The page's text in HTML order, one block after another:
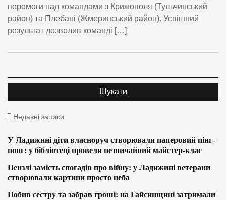
перемоги над командами з Крижополя (Тульчинський
район) та Плебані (Жмеринський район). Успішний
результат дозволив команді […]
Недавні записи
У Ладижині діти власноруч створювали паперовий пінг-
понг: у бібліотеці провели незвичайний майстер-клас
Пензлі замість спогадів про війну: у Ладижині ветерани
створювали картини просто неба
Побив сестру та забрав гроші: на Гайсинщині затримали